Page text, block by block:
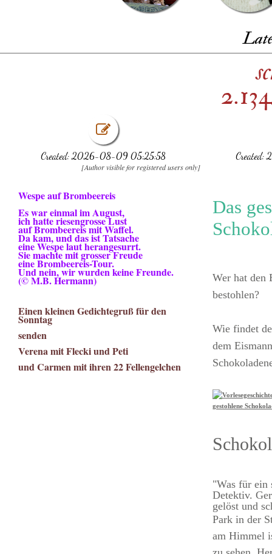
Created: 2026-08-09 05:25:58
[Author visible for registered users only]
Wespe auf Brombeereis
Es war einmal im August,
ich hatte riesengrosse Lust
auf Brombeereis mit Waffel.
Da kam, und das ist Tatsache
eine Wespe laut herangesurrt.
Sie machte mit grosser Freude
eine Brombeereis-Tour.
Und nein, wir wurden keine Freunde.
(© M.B. Hermann)
Einen kleinen Gedichtegruß für den
Sonntag
senden
Verena mit Flecki und Peti
und Carmen mit ihren 22 Fellengelchen
Das
Wer hat den
bestohlen?
Wie findet
dem
"Was für ein
Detektiv.
gelöst und
Park in der
am Himmel